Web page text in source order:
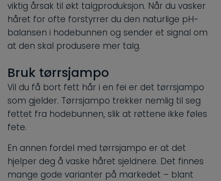
viktig årsak til økt talgproduksjon. Når du vasker
håret for ofte forstyrrer du den naturlige pH-
balansen i hodebunnen og sender et signal om
at den skal produsere mer talg.
Bruk tørrsjampo
Vil du få bort fett hår i en fei er det tørrsjampo
som gjelder. Tørrsjampo trekker nemlig til seg
fettet fra hodebunnen, slik at røttene ikke føles
fete.
En annen fordel med tørrsjampo er at det
hjelper deg å vaske håret sjeldnere. Det finnes
mange gode varianter på markedet – blant